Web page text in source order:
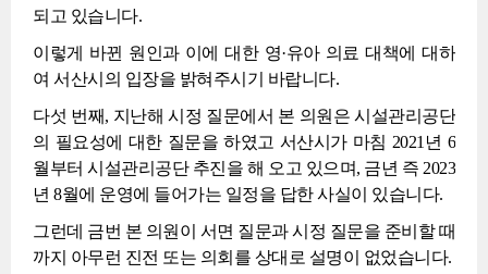
되고 있습니다.
이렇게 바뀐 원인과 이에 대한 영·유아 의료 대책에 대하
여 서산시의 입장을 밝혀주시기 바랍니다.
다섯 번째, 지난해 시정 질문에서 본 의원은 시설관리공단
의 필요성에 대한 질문을 하였고 서산시가 마침 2021년 6
월부터 시설관리공단 추진을 해 오고 있으며, 금년 즉 2023
년 8월에 운영에 들어가는 일정을 답한 사실이 있습니다.
그런데 금번 본 의원이 서면 질문과 시정 질문을 준비할 때
까지 아무런 진전 또는 의회를 상대로 설명이 없었습니다.